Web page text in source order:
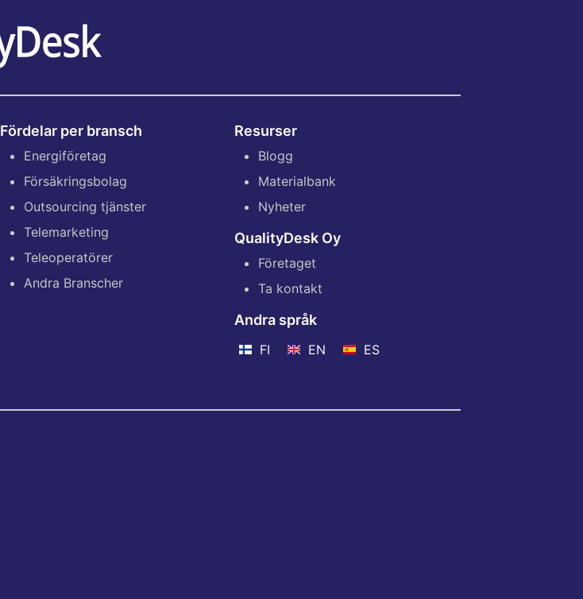
Fördelar per bransch
Energiföretag
Försäkringsbolag
Outsourcing tjänster
Telemarketing
Teleoperatörer
Andra Branscher
Resurser
Blogg
Materialbank
Nyheter
QualityDesk Oy
Företaget
Ta kontakt
Andra språk
FI EN ES